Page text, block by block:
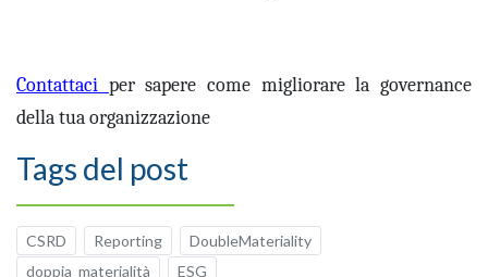
Contattaci per sapere come migliorare la governance
della tua organizzazione
Tags del post
CSRD Reporting
DoubleMateriality
doppia_materialità
ESG